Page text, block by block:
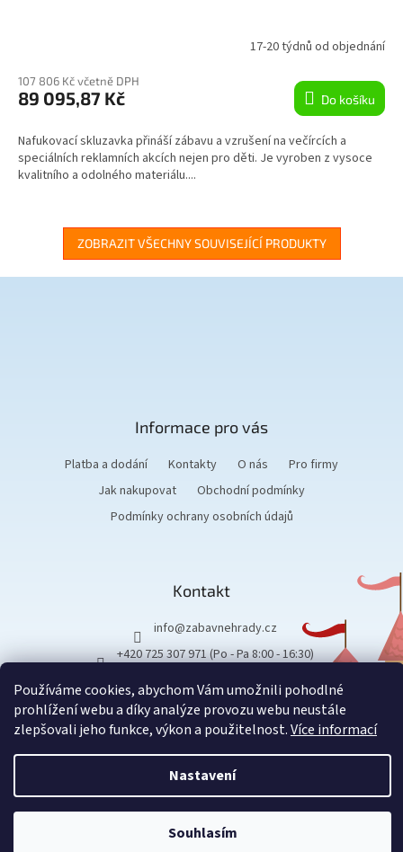
Používáme cookies, abychom Vám umožnili pohodlné
prohlížení webu a díky analýze provozu webu neustále
zlepšovali jeho funkce, výkon a použitelnost.Více informací
Nastavení
Souhlasím
R
M
A
17-20 týdnů od objednání
107 806 Kč včetně DPH
89 095,87 Kč Do košíku
Nafukovací skluzavka přináší zábavu a vzrušení na večírcích a
speciálních reklamních akcích nejen pro děti. Je vyroben z vysoce
kvalitního a odolného materiálu....
ZOBRAZIT VŠECHNY SOUVISEJÍCÍ PRODUKTY
Informace pro vás
Platba a dodání Kontakty O nás
Pro firmy
Jak nakupovat
Obchodní podmínky
Podmínky ochrany osobních údajů
Kontakt
info@zabavnehrady.cz
+420 725 307 971 (Po - Pa 8:00 - 16:30)
Vytvořil Shoptet